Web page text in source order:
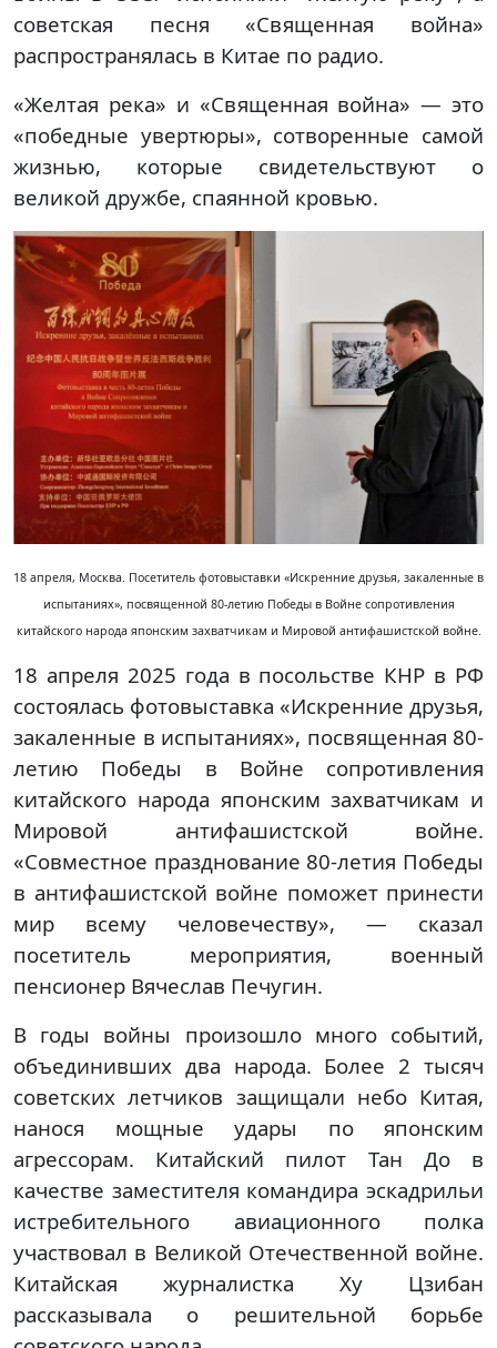
советская песня «Священная война»
распространялась в Китае по радио.
«Желтая река» и «Священная война» — это
«победные увертюры», сотворенные самой
жизнью, которые свидетельствуют о
великой дружбе, спаянной кровью.
18 апреля, Москва. Посетитель фотовыставки «Искренние друзья, закаленные в
испытаниях», посвященной 80-летию Победы в Войне сопротивления
китайского народа японским захватчикам и Мировой антифашистской войне.
18 апреля 2025 года в посольстве КНР в РФ
состоялась фотовыставка «Искренние друзья,
закаленные в испытаниях», посвященная 80-
летию Победы в Войне сопротивления
китайского народа японским захватчикам и
Мировой антифашистской войне.
«Совместное празднование 80-летия Победы
в антифашистской войне поможет принести
мир всему человечеству», — сказал
посетитель мероприятия, военный
пенсионер Вячеслав Печугин.
В годы войны произошло много событий,
объединивших два народа. Более 2 тысяч
советских летчиков защищали небо Китая,
нанося мощные удары по японским
агрессорам. Китайский пилот Тан До в
качестве заместителя командира эскадрильи
истребительного авиационного полка
участвовал в Великой Отечественной войне.
Китайская журналистка Ху Цзибан
рассказывала о решительной борьбе